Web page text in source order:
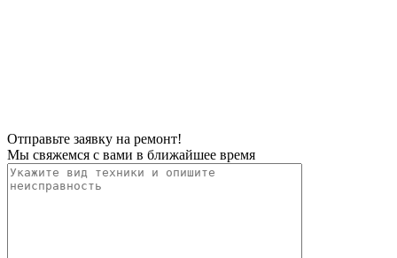
Отправьте заявку на ремонт!
Мы свяжемся с вами в ближайшее время